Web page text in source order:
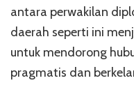
antara perwakilan
daerah seperti ini
untuk mendorong
pragmatis dan